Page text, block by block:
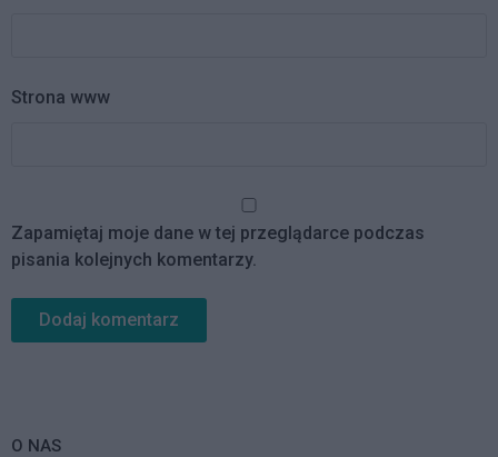
Strona www
Zapamiętaj moje dane w tej przeglądarce podczas
pisania kolejnych komentarzy.
O NAS